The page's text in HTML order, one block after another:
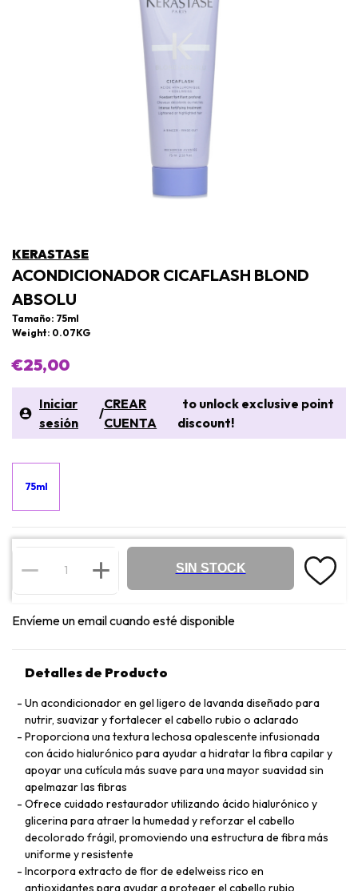
KERASTASE
ACONDICIONADOR CICAFLASH BLOND
ABSOLU
Tamaño: 75ml
Weight: 0.07KG
€25,00
Iniciar
sesión
/
CREAR
CUENTA
to unlock exclusive point
discount!
75ml
SIN STOCK
Envíeme un email cuando esté disponible
Detalles de Producto
Un acondicionador en gel ligero de lavanda diseñado para
nutrir, suavizar y fortalecer el cabello rubio o aclarado
Proporciona una textura lechosa opalescente infusionada
con ácido hialurónico para ayudar a hidratar la fibra capilar y
apoyar una cutícula más suave para una mayor suavidad sin
apelmazar las fibras
Ofrece cuidado restaurador utilizando ácido hialurónico y
glicerina para atraer la humedad y reforzar el cabello
decolorado frágil, promoviendo una estructura de fibra más
uniforme y resistente
Incorpora extracto de flor de edelweiss rico en
antioxidantes para ayudar a proteger el cabello rubio